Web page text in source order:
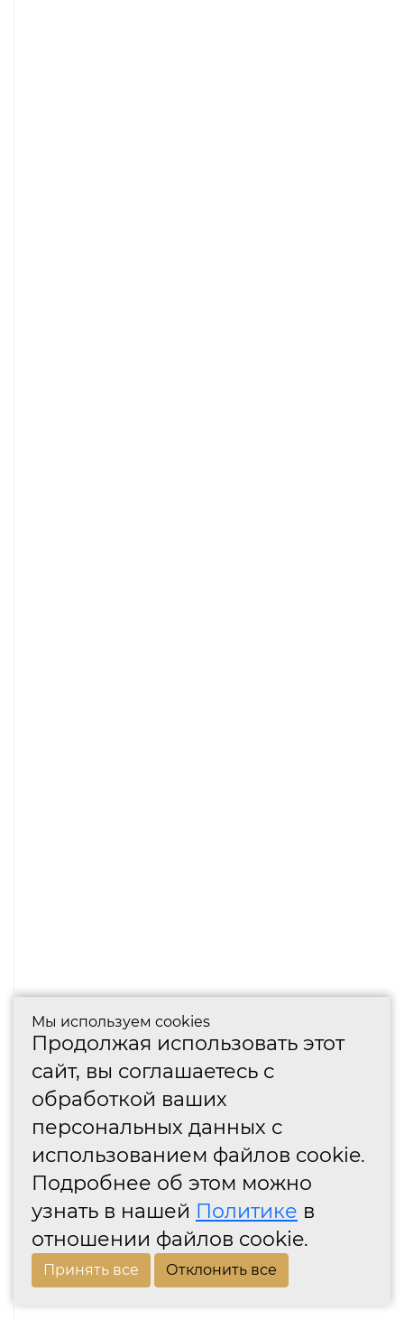
Мы используем cookies
Продолжая использовать этот
сайт, вы соглашаетесь с
обработкой ваших
персональных данных с
использованием файлов cookie.
Подробнее об этом можно
узнать в нашей Политике в
отношении файлов cookie.
Принять все Отклонить все